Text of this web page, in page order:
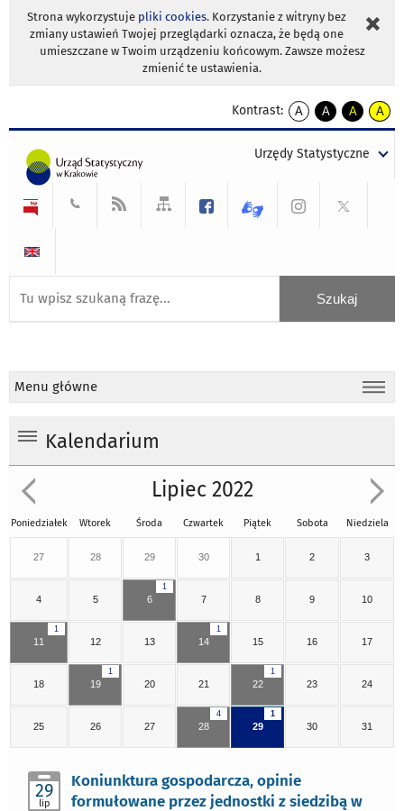
Strona wykorzystuje pliki cookies. Korzystanie z witryny bez
zmiany ustawień Twojej przeglądarki oznacza, że będą one
umieszczane w Twoim urządzeniu końcowym. Zawsze możesz
zmienić te ustawienia.
Kontrast:
A
kontrast
A
kontrast
tekst
czarnym
A
kontrast
tekst
czarnym
A
tekst
żółtym
Urzędy Statystyczne
Menu główne
Kalendarium
Lipiec 2022
Poniedziałek Wtorek Środa Czwartek Piątek Sobota Niedziela
27 28 29 30 1 2 3
4 5
1
6 7 8 9 10
1
11 12 13
1
14 15 16 17
18
1
19 20 21
1
22 23 24
25 26 27
4
28
1
29 30 31
29
lip
Koniunktura gospodarcza, opinie
formułowane przez jednostki z siedzibą w